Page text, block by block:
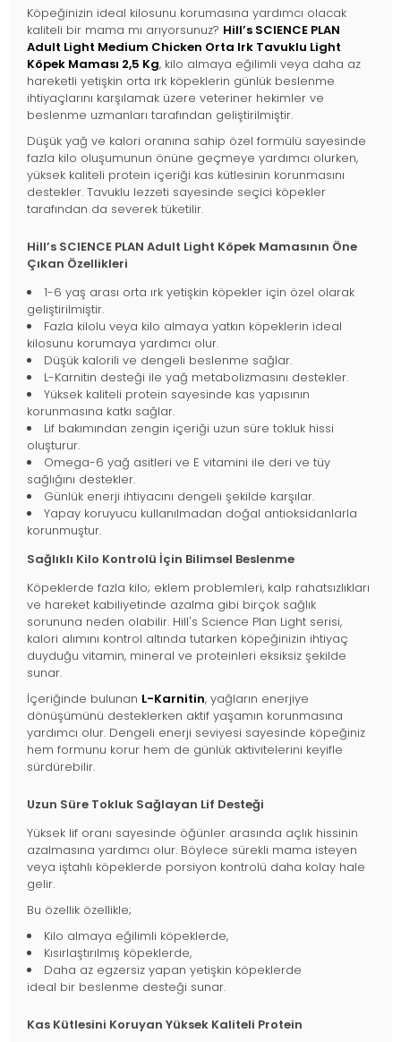
Köpeğinizin ideal kilosunu korumasına yardımcı olacak
kaliteli bir mama mı arıyorsunuz? Hill’s SCIENCE PLAN
Adult Light Medium Chicken Orta Irk Tavuklu Light
Köpek Maması 2,5 Kg, kilo almaya eğilimli veya daha az
hareketli yetişkin orta ırk köpeklerin günlük beslenme
ihtiyaçlarını karşılamak üzere veteriner hekimler ve
beslenme uzmanları tarafından geliştirilmiştir.
Düşük yağ ve kalori oranına sahip özel formülü sayesinde
fazla kilo oluşumunun önüne geçmeye yardımcı olurken,
yüksek kaliteli protein içeriği kas kütlesinin korunmasını
destekler. Tavuklu lezzeti sayesinde seçici köpekler
tarafından da severek tüketilir.
Hill’s SCIENCE PLAN Adult Light Köpek Mamasının Öne
Çıkan Özellikleri
1-6 yaş arası orta ırk yetişkin köpekler için özel olarak
geliştirilmiştir.
Fazla kilolu veya kilo almaya yatkın köpeklerin ideal
kilosunu korumaya yardımcı olur.
Düşük kalorili ve dengeli beslenme sağlar.
L-Karnitin desteği ile yağ metabolizmasını destekler.
Yüksek kaliteli protein sayesinde kas yapısının
korunmasına katkı sağlar.
Lif bakımından zengin içeriği uzun süre tokluk hissi
oluşturur.
Omega-6 yağ asitleri ve E vitamini ile deri ve tüy
sağlığını destekler.
Günlük enerji ihtiyacını dengeli şekilde karşılar.
Yapay koruyucu kullanılmadan doğal antioksidanlarla
korunmuştur.
Sağlıklı Kilo Kontrolü İçin Bilimsel Beslenme
Köpeklerde fazla kilo; eklem problemleri, kalp rahatsızlıkları
ve hareket kabiliyetinde azalma gibi birçok sağlık
sorununa neden olabilir. Hill's Science Plan Light serisi,
kalori alımını kontrol altında tutarken köpeğinizin ihtiyaç
duyduğu vitamin, mineral ve proteinleri eksiksiz şekilde
sunar.
İçeriğinde bulunan L-Karnitin, yağların enerjiye
dönüşümünü desteklerken aktif yaşamın korunmasına
yardımcı olur. Dengeli enerji seviyesi sayesinde köpeğiniz
hem formunu korur hem de günlük aktivitelerini keyifle
sürdürebilir.
Uzun Süre Tokluk Sağlayan Lif Desteği
Yüksek lif oranı sayesinde öğünler arasında açlık hissinin
azalmasına yardımcı olur. Böylece sürekli mama isteyen
veya iştahlı köpeklerde porsiyon kontrolü daha kolay hale
gelir.
Bu özellik özellikle;
Kilo almaya eğilimli köpeklerde,
Kısırlaştırılmış köpeklerde,
Daha az egzersiz yapan yetişkin köpeklerde
ideal bir beslenme desteği sunar.
Kas Kütlesini Koruyan Yüksek Kaliteli Protein